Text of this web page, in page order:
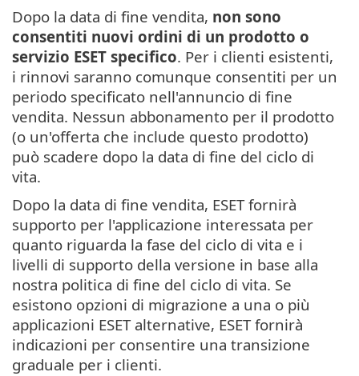
Dopo la data di fine vendita, non sono
consentiti nuovi ordini di un prodotto o
servizio ESET specifico. Per i clienti esistenti,
i rinnovi saranno comunque consentiti per un
periodo specificato nell'annuncio di fine
vendita. Nessun abbonamento per il prodotto
(o un'offerta che include questo prodotto)
può scadere dopo la data di fine del ciclo di
vita.
Dopo la data di fine vendita, ESET fornirà
supporto per l'applicazione interessata per
quanto riguarda la fase del ciclo di vita e i
livelli di supporto della versione in base alla
nostra politica di fine del ciclo di vita. Se
esistono opzioni di migrazione a una o più
applicazioni ESET alternative, ESET fornirà
indicazioni per consentire una transizione
graduale per i clienti.